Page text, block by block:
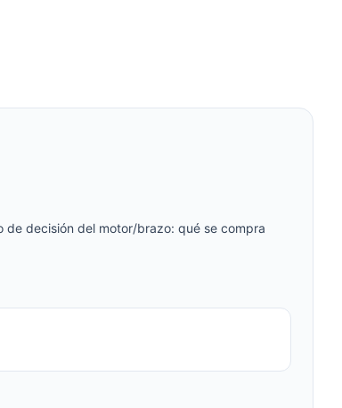
de decisión del motor/brazo: qué se compra